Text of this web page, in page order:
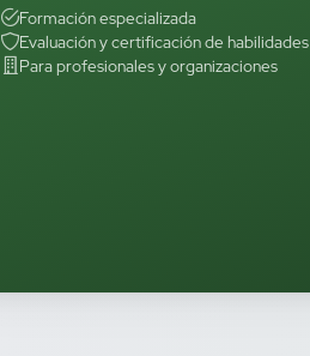
Formación especializada
Evaluación y certificación de habilidades
Para profesionales y organizaciones